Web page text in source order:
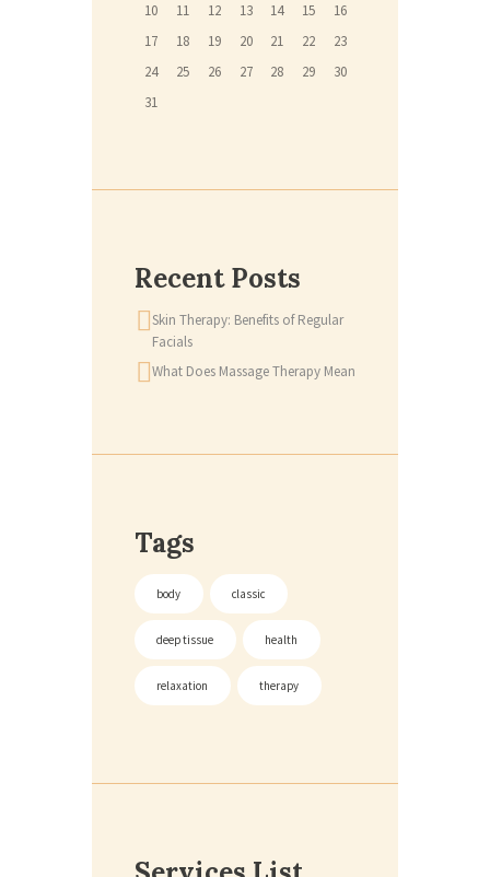
10
11 12 13 14 15
16
17
18 19 20 21 22
23
24
25 26 27 28 29
30
31
Recent Posts
Skin Therapy: Benefits of Regular
Facials
What Does Massage Therapy Mean
Tags
body classic
deep tissue health
relaxation therapy